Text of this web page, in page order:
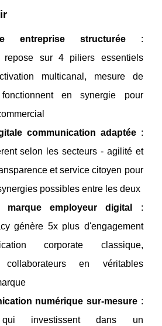
entreprise structurée:
repose sur 4 piliers essentiels
multicanal, mesure de
en synergie pour
communication adaptée:
selon les secteurs - agilité et
et service citoyen pour
possibles entre les deux
marque employeur digital
:
génère 5x plus d'engagement
corporate classique,
en véritables
numérique sur-mesure:
investissent dans un